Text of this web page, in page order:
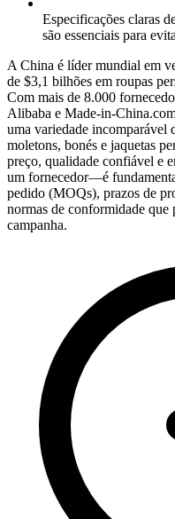
Especificações claras
são essenciais para
A China é líder mundial em
de $3,1 bilhões em roupas
Com mais de 8.000
Alibaba e Made-in-
uma variedade incomparável
moletons, bonés e jaquetas
preço, qualidade confiável e
um fornecedor—é
pedido (MOQs), prazos de
normas de conformidade que
campanha.